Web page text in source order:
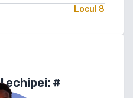
Locul 8
echipei: #